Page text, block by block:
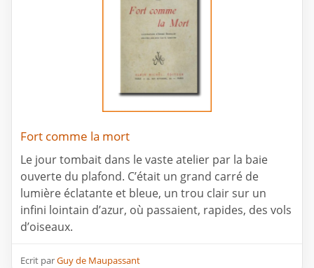
Fort comme la mort
Le jour tombait dans le vaste atelier par la baie
ouverte du plafond. C’était un grand carré de
lumière éclatante et bleue, un trou clair sur un
infini lointain d’azur, où passaient, rapides, des vols
d’oiseaux.
Ecrit parGuy de Maupassant